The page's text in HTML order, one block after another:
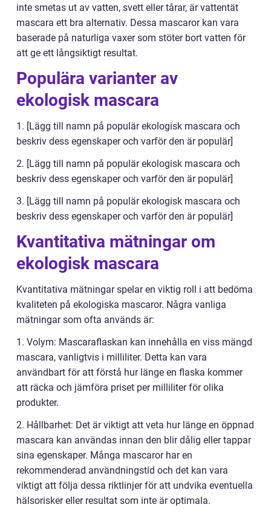
inte smetas ut av vatten, svett eller tårar, är vattentät
mascara ett bra alternativ. Dessa mascaror kan vara
baserade på naturliga vaxer som stöter bort vatten för
att ge ett långsiktigt resultat.
Populära varianter av
ekologisk mascara
1. [Lägg till namn på populär ekologisk mascara och
beskriv dess egenskaper och varför den är populär]
2. [Lägg till namn på populär ekologisk mascara och
beskriv dess egenskaper och varför den är populär]
3. [Lägg till namn på populär ekologisk mascara och
beskriv dess egenskaper och varför den är populär]
Kvantitativa mätningar om
ekologisk mascara
Kvantitativa mätningar spelar en viktig roll i att bedöma
kvaliteten på ekologiska mascaror. Några vanliga
mätningar som ofta används är:
1. Volym: Mascaraflaskan kan innehålla en viss mängd
mascara, vanligtvis i milliliter. Detta kan vara
användbart för att förstå hur länge en flaska kommer
att räcka och jämföra priset per milliliter för olika
produkter.
2. Hållbarhet: Det är viktigt att veta hur länge en öppnad
mascara kan användas innan den blir dålig eller tappar
sina egenskaper. Många mascaror har en
rekommenderad användningstid och det kan vara
viktigt att följa dessa riktlinjer för att undvika eventuella
hälsorisker eller resultat som inte är optimala.